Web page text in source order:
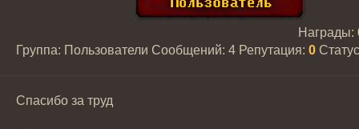
Группа: Пользователи Сообщений: 4
Награды:
Репутация: 0
Спасибо за труд